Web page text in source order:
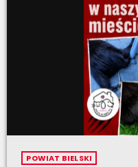
POWIAT BIELSKI